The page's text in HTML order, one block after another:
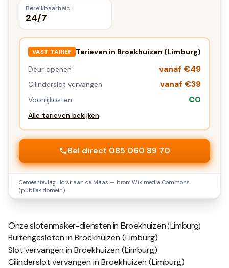
Bereikbaarheid
24/7
VAST TARIEF Tarieven in Broekhuizen (Limburg)
Deur openen
vanaf €49
Cilinderslot vervangen vanaf €39
Voorrijkosten €0
Alle tarieven bekijken
Bel direct 085 060 89 70
Gemeentevlag Horst aan de Maas — bron: Wikimedia Commons
(publiek domein).
Onze slotenmaker-diensten in Broekhuizen (Limburg)
Buitengesloten in Broekhuizen (Limburg)
Slot vervangen in Broekhuizen (Limburg)
Cilinderslot vervangen in Broekhuizen (Limburg)